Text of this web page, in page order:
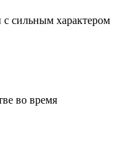
сильным характером
во время